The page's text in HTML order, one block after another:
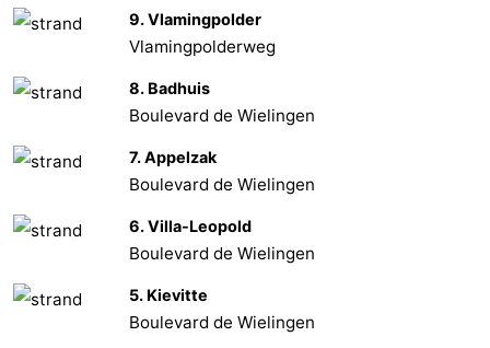
Knokke-
Heist
-
Zeebrugge
-
Wenduine
Wetter
Kontakt
9. Vlamingpolder
Vlamingpolderweg
8. Badhuis
Boulevard de Wielingen
7. Appelzak
Boulevard de Wielingen
6. Villa-Leopold
Boulevard de Wielingen
5. Kievitte
Boulevard de Wielingen